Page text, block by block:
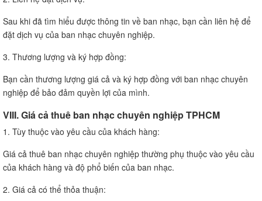
Sau khi đã tìm hiểu được thông tin về ban nhạc, bạn cần liên hệ để
đặt dịch vụ của ban nhạc chuyên nghiệp.
3. Thương lượng và ký hợp đồng:
Bạn cần thương lượng giá cả và ký hợp đồng với ban nhạc chuyên
nghiệp để bảo đảm quyền lợi của mình.
VIII. Giá cả thuê ban nhạc chuyên nghiệp TPHCM
1. Tùy thuộc vào yêu cầu của khách hàng:
Giá cả thuê ban nhạc chuyên nghiệp thường phụ thuộc vào yêu cầu
của khách hàng và độ phổ biến của ban nhạc.
2. Giá cả có thể thỏa thuận: